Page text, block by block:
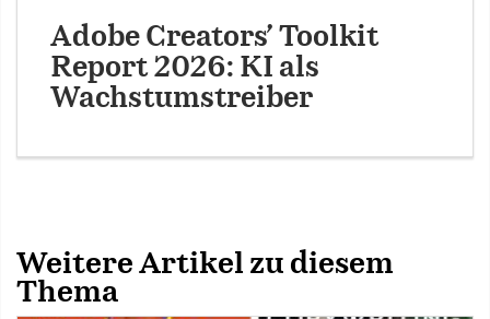
Adobe Creators’ Toolkit
Report 2026: KI als
Wachstumstreiber
Weitere Artikel zu diesem
Thema